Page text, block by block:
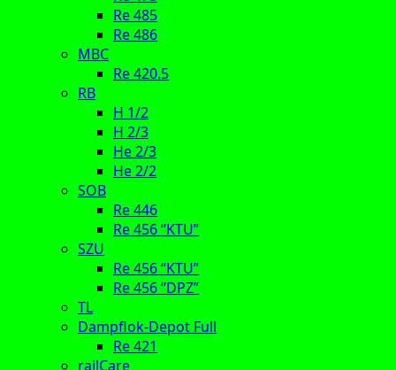
Re 485
Re 486
MBC
Re 420.5
RB
H 1/2
H 2/3
He 2/3
He 2/2
SOB
Re 446
Re 456 “KTU”
SZU
Re 456 “KTU”
Re 456 “DPZ”
TL
Dampflok-Depot Full
Re 421
railCare